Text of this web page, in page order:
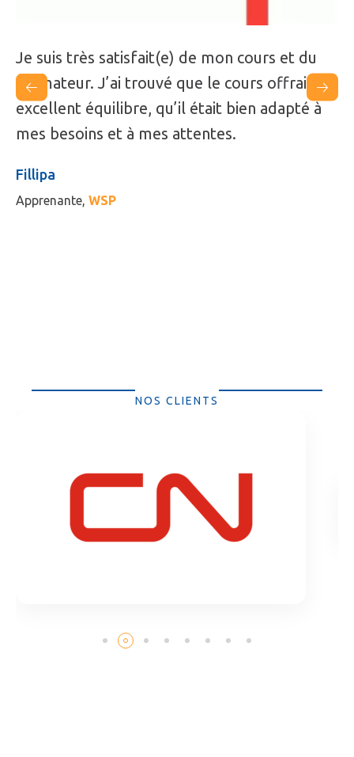
Je suis très satisfait(e) de mon cours et du
formateur. J’ai trouvé que le cours offrait un
excellent équilibre, qu’il était bien adapté à
mes besoins et à mes attentes.
Fillipa
Apprenante, WSP
NOS CLIENTS